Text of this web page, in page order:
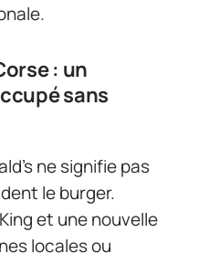
: un
sans
ne signifie pas
le burger.
et une nouvelle
locales ou